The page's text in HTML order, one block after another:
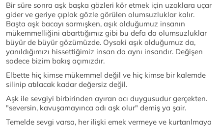
Bir süre sonra aşk başka gözleri kör etmek için uzaklara uçar
gider ve geriye çıplak gözle görülen olumsuzluklar kalır.
Başta aşk bacayı sarmışken, aşık olduğumuz insanın
mükemmelliğini abarttığımız gibi bu defa da olumsuzluklar
büyür de büyür gözümüzde. Oysaki aşık olduğumuz da,
yanıldığımızı hissettiğimiz insan da aynı insandır. Değişen
sadece bizim bakış açımızdır.
Elbette hiç kimse mükemmel değil ve hiç kimse bir kalemde
silinip atılacak kadar değersiz değil.
Aşk ile sevgiyi birbirinden ayıran acı duygusudur gerçekten.
"seversin, kavuşamayınca adı aşk olur" demiş ya şair.
Temelde sevgi varsa, her ilişki emek vermeye ve kurtarılmaya